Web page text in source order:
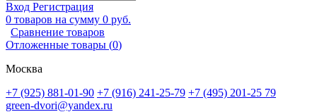
Вход Регистрация
0 товаров на сумму 0 руб.
Сравнение товаров
Отложенные товары (0)
Москва
+7 (925) 881-01-90 +7 (916) 241-25-79 +7 (495) 201-25 79
green-dvori@yandex.ru